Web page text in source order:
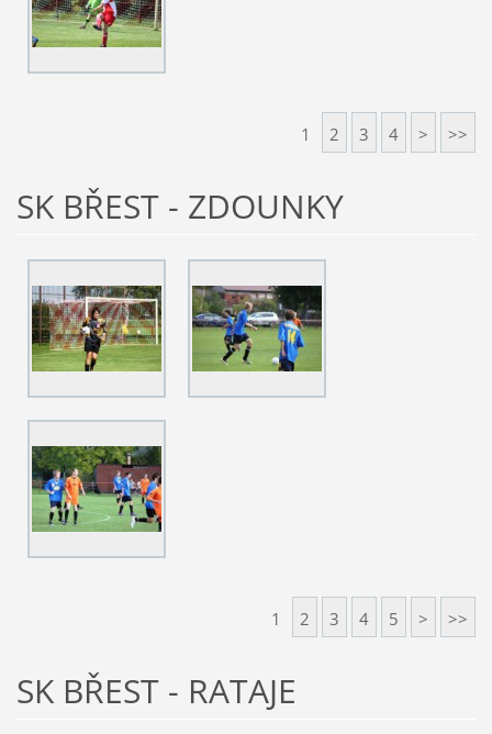
1 2 3 4 > >>
SK BŘEST - ZDOUNKY
1 2 3 4 5 > >>
SK BŘEST - RATAJE